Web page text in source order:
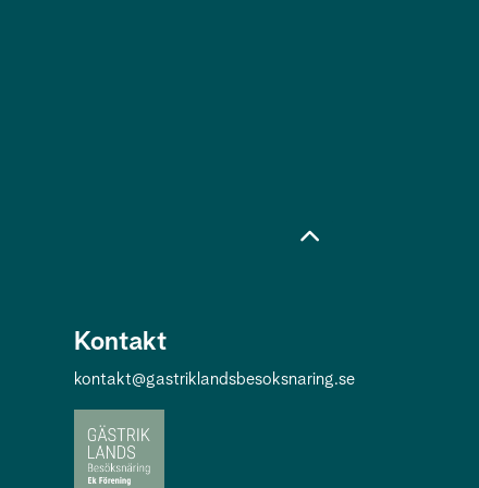
Kontakt
kontakt@gastriklandsbesoksnaring.se